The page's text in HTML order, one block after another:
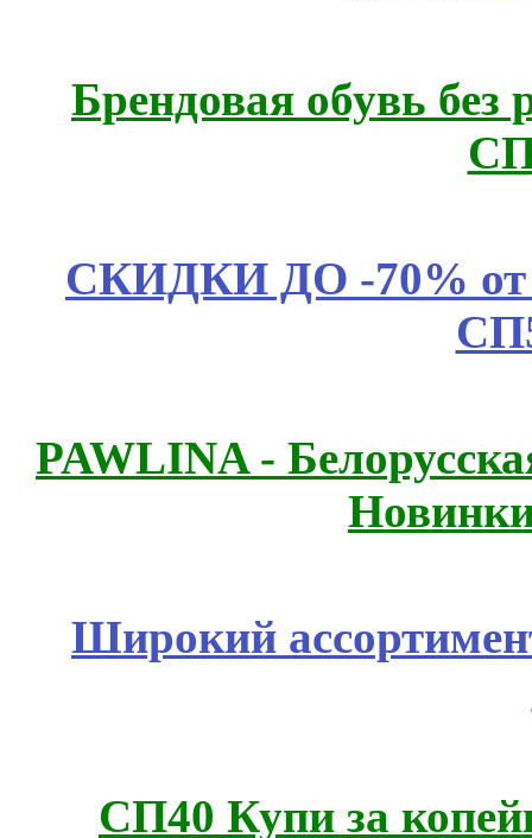
Брендовая обувь без
СКИДКИ ДО -70%
PAWLINA -
Широкий
СП40 Купи за